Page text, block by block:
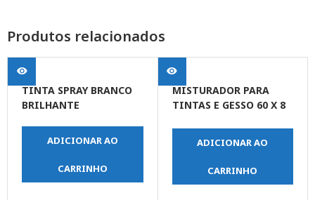
Produtos relacionados
TINTA SPRAY BRANCO
BRILHANTE
ADICIONAR AO
CARRINHO
MISTURADOR PARA
TINTAS E GESSO 60 X 8
ADICIONAR AO
CARRINHO